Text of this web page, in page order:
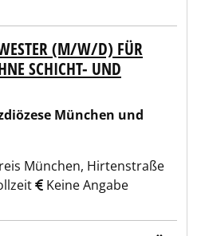
(M/W/D) FÜR
SCHICHT- UND
München und
München, Hirtenstraße
Keine Angabe